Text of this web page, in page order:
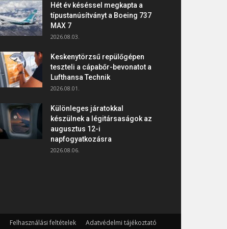
Hét év késéssel megkapta a
típustanúsítványt a Boeing 737
MAX 7
2026.08.03.
Keskenytörzsű repülőgépen
teszteli a cápabőr-bevonatot a
Lufthansa Technik
2026.08.01.
Különleges járatokkal
készülnek a légitársaságok az
augusztus 12-i
napfogyatkozásra
2026.08.06.
Felhasználási feltételek Adatvédelmi tájékoztató